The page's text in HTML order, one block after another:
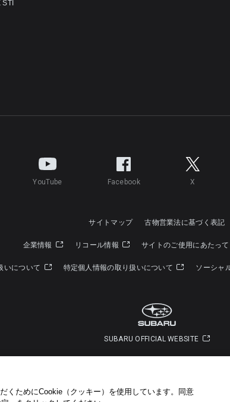
YouTube Facebook X
サイトマップ 古物営業法に基づく表記
企業情報 リコール情報 サイトのご使用にあたって
いについて 特定個人情報の取り扱いについて ソーシャ
SUBARU OFFICIAL WEBSITE
くためにCookie（クッキー）を使用しています。​ 同意